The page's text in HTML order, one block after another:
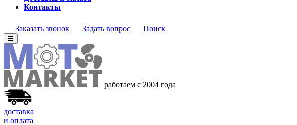
Контакты
Заказать звонок Задать вопрос Поиск
☰
работаем с 2004 года
доставка
и оплата